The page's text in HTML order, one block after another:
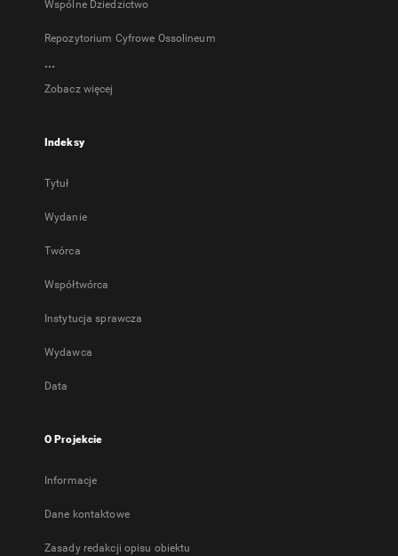
Wspólne Dziedzictwo
Repozytorium Cyfrowe Ossolineum
...
Zobacz więcej
Indeksy
Tytuł
Wydanie
Twórca
Współtwórca
Instytucja sprawcza
Wydawca
Data
O Projekcie
Informacje
Dane kontaktowe
Zasady redakcji opisu obiektu